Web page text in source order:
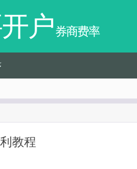
户券商费率
教程